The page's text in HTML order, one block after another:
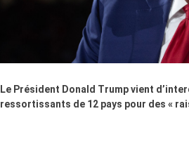
Le Président Donald Trump vient
ressortissants de 12 pays pour des «